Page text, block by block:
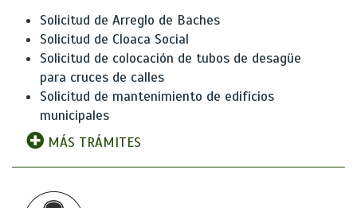
Solicitud de Arreglo de Baches
Solicitud de Cloaca Social
Solicitud de colocación de tubos de desagüe
para cruces de calles
Solicitud de mantenimiento de edificios
municipales
MÁS TRÁMITES